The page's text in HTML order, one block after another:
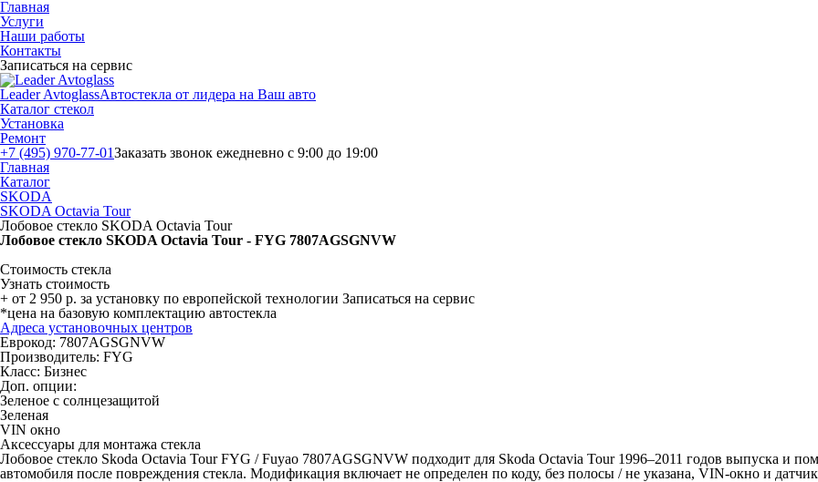
Главная
Услуги
Наши работы
Контакты
Записаться на сервис
Leader AvtoglassАвтостекла от лидера на Ваш авто
Каталог стекол
Установка
Ремонт
+7 (495) 970-77-01Заказать звонок ежедневно с 9:00 до 19:00
Главная
Каталог
SKODA
SKODA Octavia Tour
Лобовое стекло SKODA Octavia Tour
Лобовое стекло SKODA Octavia Tour - FYG 7807AGSGNVW
Стоимость стекла
Узнать стоимость
+ от 2 950 р. за установку по европейской технологии Записаться на сервис
*цена на базовую комплектацию автостекла
Адреса установочных центров
Еврокод: 7807AGSGNVW
Производитель: FYG
Класс: Бизнес
Доп. опции:
Зеленое с солнцезащитой
Зеленая
VIN окно
Аксессуары для монтажа стекла
Лобовое стекло Skoda Octavia Tour FYG / Fuyao 7807AGSGNVW подходит для Skoda Octavia Tour 1996–2011 годов выпуска и
автомобиля после повреждения стекла. Модификация включает не определен по коду, без полосы / не указана, VIN-окно и